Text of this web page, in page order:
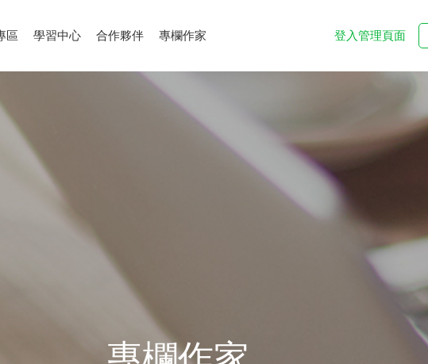
區 學習中心 合作夥伴 專欄作家 登入管理頁面